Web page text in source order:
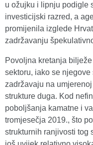
u ožujku i lipnju podigle
investicijski razred, a
promijenila izglede
zadržavanju
Povoljna kretanja
sektoru, iako se
zadržavaju na
strukture duga. Kod
poboljšanja kamatne i
tromjesečja 2019., što
strukturnih ranjivosti tog